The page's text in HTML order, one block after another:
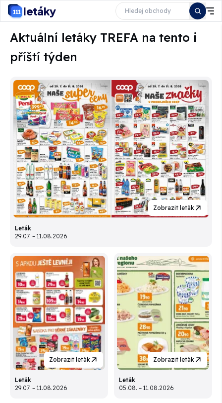
letáky
Aktuální letáky TREFA na tento i
příští týden
Zobrazit leták
Leták
29.07. – 11.08.2026
Zobrazit leták
Leták
29.07. – 11.08.2026
Zobrazit leták
Leták
05.08. – 11.08.2026